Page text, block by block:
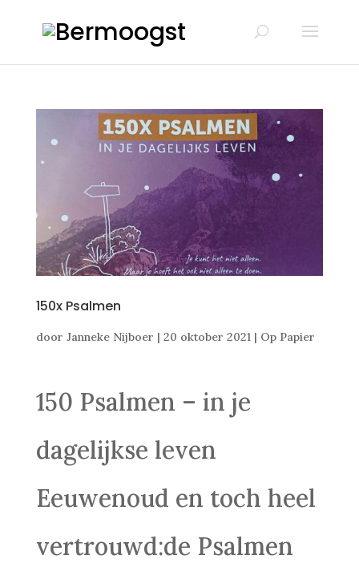
150x Psalmen
door Janneke Nijboer | 20 oktober 2021| Op Papier
150 Psalmen – in je
dagelijkse leven
Eeuwenoud en toch heel
vertrouwd:de Psalmen